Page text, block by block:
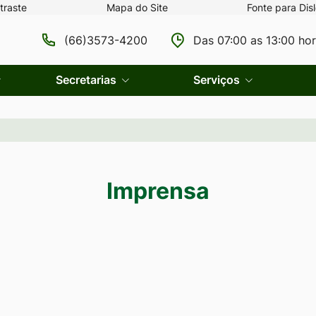
Mapa do Site Fonte para
(66)3573-4200 Das 07:00 as 13:00
Secretarias Serviços
Imprensa